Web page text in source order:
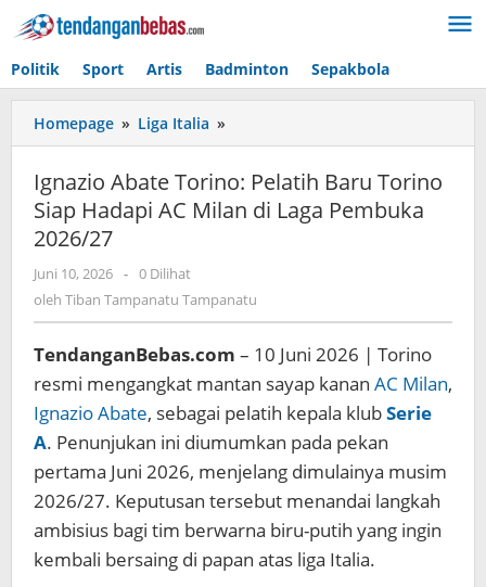
Lewati
ke
Politik Sport Artis Badminton Sepakbola
Homepage » Liga Italia »
Abate
Torino:
Pelatih
Baru
AC
Milan
di
Laga
Pembuka
2026/27
Ignazio Abate Torino: Pelatih Baru Torino
Siap Hadapi AC Milan di Laga Pembuka
2026/27
Juni 10, 2026 oleh
Tiban
Tampanatu
- 0 Dilihat
oleh Tiban Tampanatu Tampanatu
TendanganBebas.com – 10 Juni 2026 | Torino
resmi mengangkat mantan sayap kanan AC Milan,
Ignazio Abate, sebagai pelatih kepala klubSerie
A. Penunjukan ini diumumkan pada pekan
pertama Juni 2026, menjelang dimulainya musim
2026/27. Keputusan tersebut menandai langkah
ambisius bagi tim berwarna biru-putih yang ingin
kembali bersaing di papan atas liga Italia.